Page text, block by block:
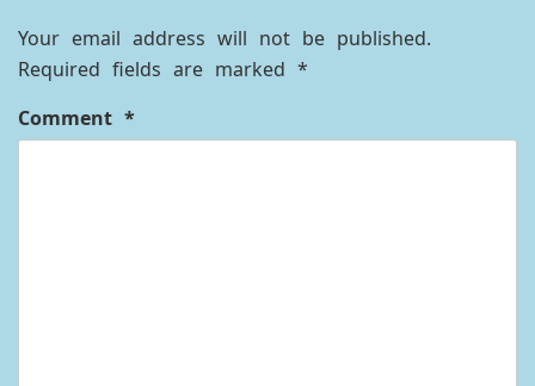
Your email address will not be published.
Required fields are marked *
Comment *